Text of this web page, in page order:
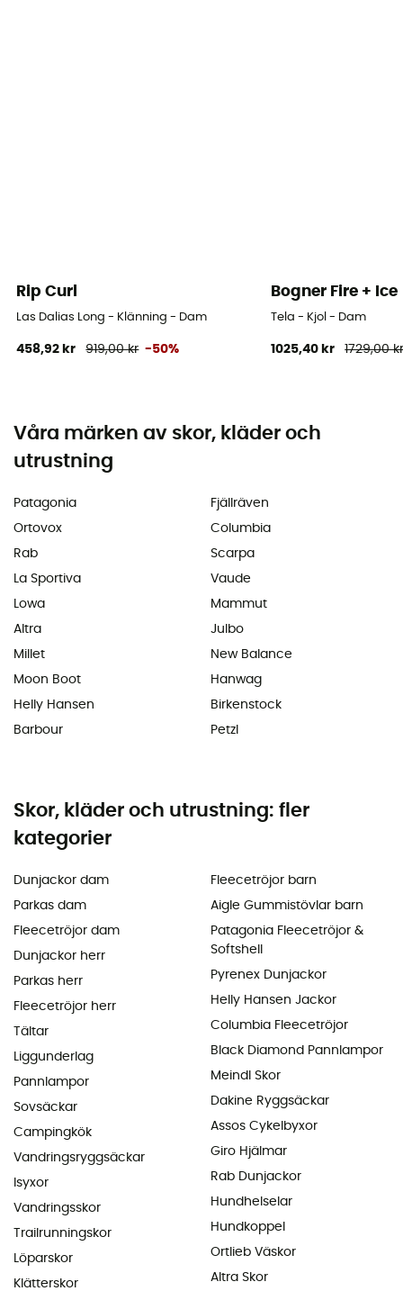
Rip Curl
Las Dalias Long - Klänning - Dam
458,92 kr 919,00 kr -50%
Bogner Fire + Ice
Tela - Kjol - Dam
1025,40 kr 1729,00
Våra märken av skor, kläder och
utrustning
Patagonia
Ortovox
Rab
La Sportiva
Lowa
Altra
Millet
Moon Boot
Helly Hansen
Barbour
Fjällräven
Columbia
Scarpa
Vaude
Mammut
Julbo
New Balance
Hanwag
Birkenstock
Petzl
Skor, kläder och utrustning: fler
kategorier
Dunjackor dam
Parkas dam
Fleecetröjor dam
Dunjackor herr
Parkas herr
Fleecetröjor herr
Tältar
Liggunderlag
Pannlampor
Sovsäckar
Campingkök
Vandringsryggsäckar
Isyxor
Vandringsskor
Trailrunningskor
Löparskor
Klätterskor
Fleecetröjor barn
Aigle Gummistövlar barn
Patagonia Fleecetröjor &
Softshell
Pyrenex Dunjackor
Helly Hansen Jackor
Columbia Fleecetröjor
Black Diamond Pannlampor
Meindl Skor
Dakine Ryggsäckar
Assos Cykelbyxor
Giro Hjälmar
Rab Dunjackor
Hundhelselar
Hundkoppel
Ortlieb Väskor
Altra Skor